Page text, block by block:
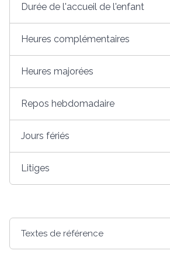
Durée de l'accueil de l'enfant
Heures complémentaires
Heures majorées
Repos hebdomadaire
Jours fériés
Litiges
Textes de référence